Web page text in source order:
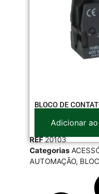
BLOCO DE
Adicionar
REF20103
Categorias
AUTOMAÇÃO,